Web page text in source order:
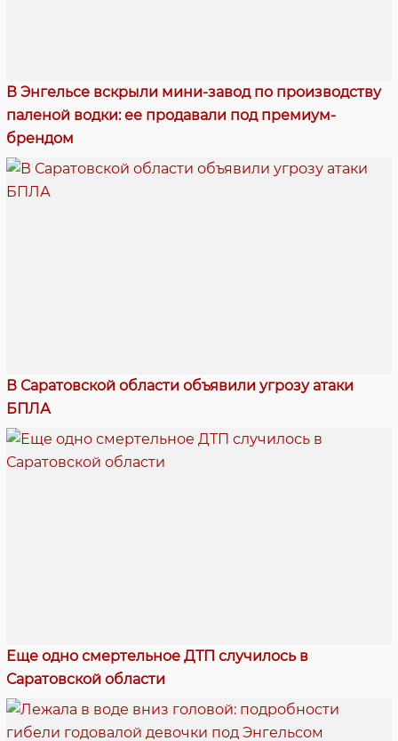
В Энгельсе вскрыли мини-завод по производству
паленой водки: ее продавали под премиум-
брендом
В Саратовской области объявили угрозу атаки
БПЛА
Еще одно смертельное ДТП случилось в
Саратовской области